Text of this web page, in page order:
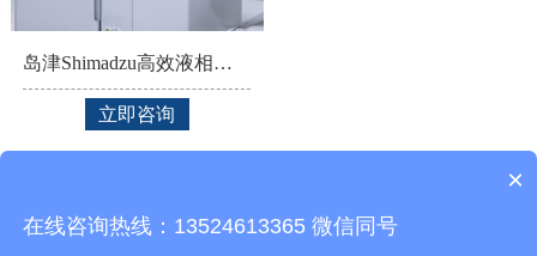
岛津Shimadzu高效液相色谱仪Prominence LC-20A
立即咨询
Copyright© 2020 谱质分析检测技术（上海）有限公司 All Rights Reserved.
×
在线咨询热线：13524613365 微信同号